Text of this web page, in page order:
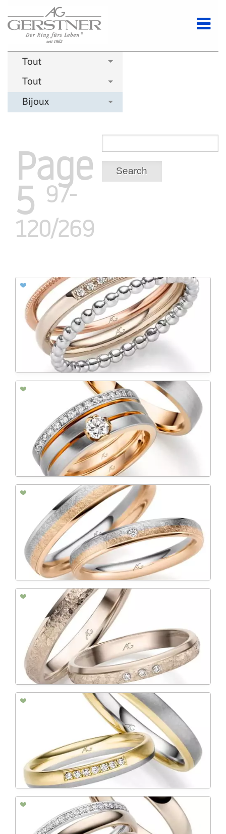
Tout
Tout
Bijoux
Search
Page
5 97-
120/269